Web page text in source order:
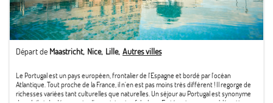
Départ de Maastricht Nice Lille Autres villes
Le Portugal est un pays européen, frontalier de l'Espagne et bordé par l'océan
Atlantique. Tout proche de la France, il n'en est pas moins très différent ! Il regorge de
richesses variées tant culturelles que naturelles. Un séjour au Portugal est synonyme